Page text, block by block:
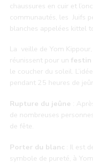
chaussures en cuir et
communautés, les Juifs
blanches appelées kittel
La veille de Yom
réunissent pour un festin
le coucher du soleil.
pendant 25 heures de
Rupture du jeûne :
de nombreuses
de fête.
Porter du blanc : Il est
symbole de pureté, à